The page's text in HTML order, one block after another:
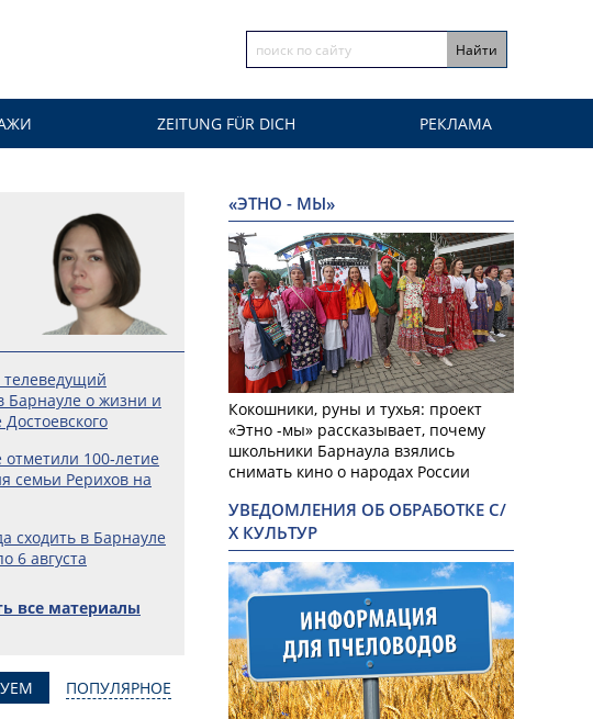
ZEITUNG FÜR DICH РЕКЛАМА
Барнауле о жизни и
100‑летие
семьи Рерихов на
сходить в Барнауле
6 августа
все материалы
ПОПУЛЯРНОЕ
«ЭТНО - МЫ»
Кокошники, руны и тухья: проект
«Этно -мы» рассказывает, почему
школьники Барнаула взялись
снимать кино о народах России
УВЕДОМЛЕНИЯ ОБ ОБРАБОТКЕ С/
Х КУЛЬТУР